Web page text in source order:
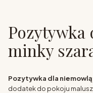
Pozytywka
minky
Pozytywka dla
dodatek do pokoju